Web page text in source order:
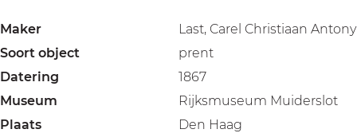
Maker
Last, Carel Christiaan Antony
Soort object
prent
Datering
1867
Museum
Rijksmuseum Muiderslot
Plaats
Den Haag